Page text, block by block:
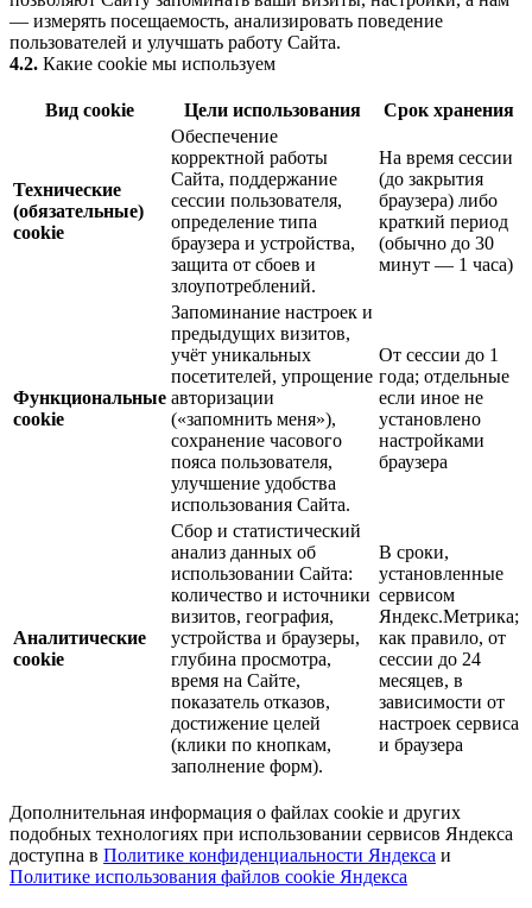
— измерять посещаемость, анализировать поведение
пользователей и улучшать работу Сайта.
4.2. Какие cookie мы используем
Вид cookie Цели использования Срок хранения
Технические
(обязательные)
cookie
Обеспечение
корректной работы
Сайта, поддержание
сессии пользователя,
определение типа
браузера и устройства,
защита от сбоев и
злоупотреблений.
На время сессии
(до закрытия
браузера) либо
краткий период
(обычно до 30
минут — 1 часа)
Функциональные
cookie
Запоминание настроек и
предыдущих визитов,
учёт уникальных
посетителей, упрощение
авторизации
(«запомнить меня»),
сохранение часового
пояса пользователя,
улучшение удобства
использования Сайта.
От сессии до 1
года; отдельные
если иное не
установлено
настройками
браузера
Аналитические
cookie
Сбор и статистический
анализ данных об
использовании Сайта:
количество и источники
визитов, география,
устройства и браузеры,
глубина просмотра,
время на Сайте,
показатель отказов,
достижение целей
(клики по кнопкам,
заполнение форм).
В сроки,
установленные
сервисом
Яндекс.Метрика;
как правило, от
сессии до 24
месяцев, в
зависимости от
настроек сервиса
и браузера
Дополнительная информация о файлах cookie и других
подобных технологиях при использовании сервисов Яндекса
доступна в Политике конфиденциальности Яндекса и
Политике использования файлов cookie Яндекса